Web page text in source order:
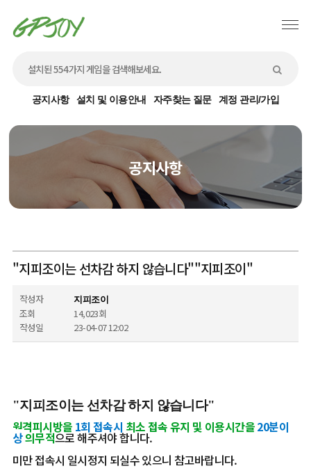
공지사항 설치 및 이용안내 자주찾는 질문 계정 관리/가입
공지사항
"지피조이는 선차감 하지 않습니다""지피조이"
작성자 지피조이
조회
14,023회
작성일
23-04-07 12:02
"지피조이는 선차감 하지 않습니다"
원격피시방을 1회 접속시 최소 접속 유지 및 이용시간을20분이
상의무적으로 해주셔야 합니다.
미만 접속시 일시정지 되실수 있으니 참고바랍니다.